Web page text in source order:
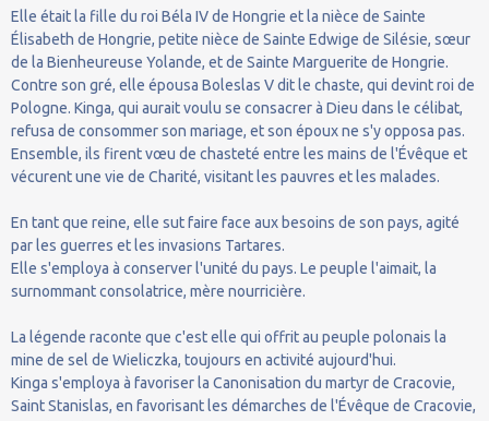
Elle était la fille du roi Béla IV de Hongrie et la nièce de Sainte
Élisabeth de Hongrie, petite nièce de Sainte Edwige de Silésie, sœur
de la Bienheureuse Yolande, et de Sainte Marguerite de Hongrie.
Contre son gré, elle épousa Boleslas V dit le chaste, qui devint roi de
Pologne. Kinga, qui aurait voulu se consacrer à Dieu dans le célibat,
refusa de consommer son mariage, et son époux ne s'y opposa pas.
Ensemble, ils firent vœu de chasteté entre les mains de l'Évêque et
vécurent une vie de Charité, visitant les pauvres et les malades.
En tant que reine, elle sut faire face aux besoins de son pays, agité
par les guerres et les invasions Tartares.
Elle s'employa à conserver l'unité du pays. Le peuple l'aimait, la
surnommant consolatrice, mère nourricière.
La légende raconte que c'est elle qui offrit au peuple polonais la
mine de sel de Wieliczka, toujours en activité aujourd'hui.
Kinga s'employa à favoriser la Canonisation du martyr de Cracovie,
Saint Stanislas, en favorisant les démarches de l'Évêque de Cracovie,